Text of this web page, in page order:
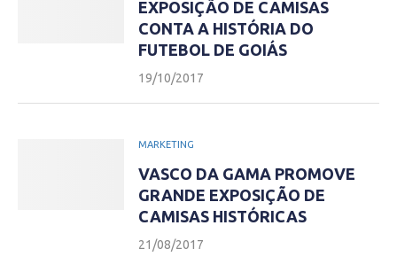
EXPOSIÇÃO DE CAMISAS
CONTA A HISTÓRIA DO
FUTEBOL DE GOIÁS
19/10/2017
MARKETING
VASCO DA GAMA PROMOVE
GRANDE EXPOSIÇÃO DE
CAMISAS HISTÓRICAS
21/08/2017